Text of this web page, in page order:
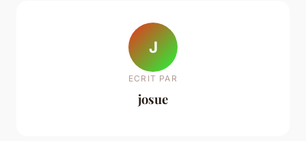
J
ECRIT PAR
josue